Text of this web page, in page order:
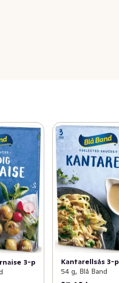
3-p
Kantarellsås 3-p
54 g, Blå Band